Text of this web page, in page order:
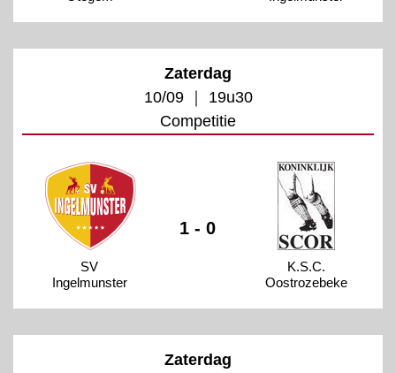
Zaterdag
10/09 ｜ 19u30
Competitie
SV
Ingelmunster
1 - 0
K.S.C.
Oostrozebeke
Zaterdag